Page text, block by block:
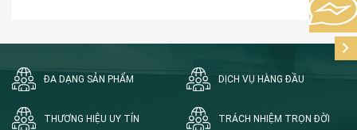
ĐA DẠNG SẢN PHẨM DỊCH VỤ HÀNG ĐẦU
THƯƠNG HIỆU UY TÍN TRÁCH NHIỆM TRỌN ĐỜI